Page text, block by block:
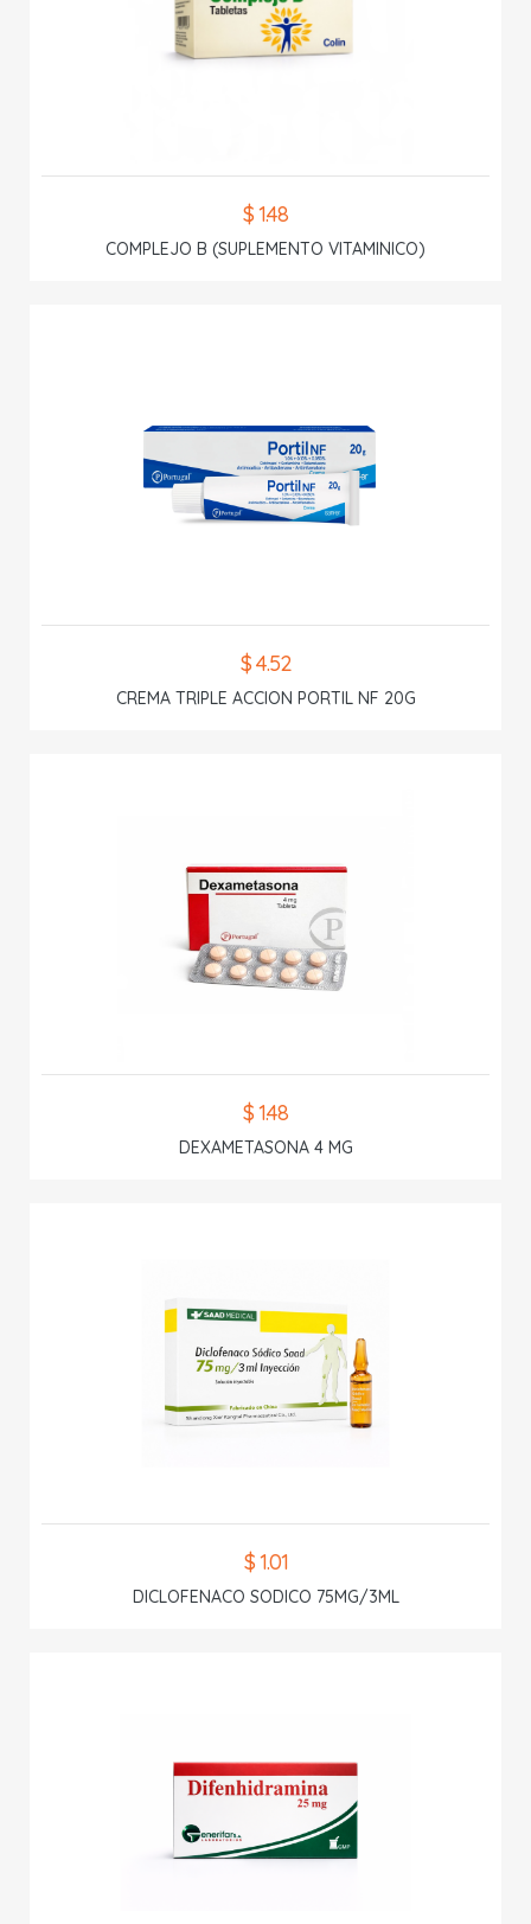
$ 1.48
COMPLEJO B (SUPLEMENTO VITAMINICO)
$ 4.52
CREMA TRIPLE ACCION PORTIL NF 20G
$ 1.48
DEXAMETASONA 4 MG
$ 1.01
DICLOFENACO SODICO 75MG/3ML